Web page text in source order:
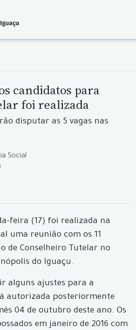
candidatos para
foi realizada
disputar as 5 vagas nas
Social
feira (17) foi realizada na
uma reunião com os 11
de Conselheiro Tutelar no
do Iguaçu.
alguns ajustes para a
autorizada posteriormente
04 de outubro deste ano. Os
em janeiro de 2016 com